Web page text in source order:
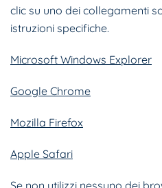
clic su uno dei collegamenti
istruzioni specifiche.
Microsoft Windows Explorer
Google Chrome
Mozilla Firefox
Apple Safari
Se non utilizzi nessuno dei